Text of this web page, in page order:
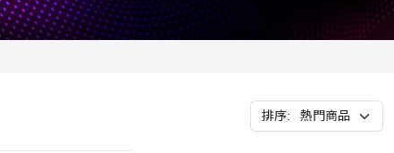
排序: